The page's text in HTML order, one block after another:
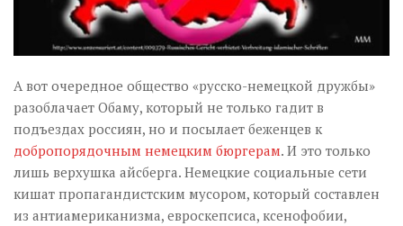
А вот очередное общество «русско-немецкой дружбы»
разоблачает Обаму, который не только гадит в
подъездах россиян, но и посылает беженцев к
добропорядочным немецким бюргерам. И это только
лишь верхушка айсберга. Немецкие социальные сети
кишат пропагандистским мусором, который составлен
из антиамериканизма, евроскепсиса, ксенофобии,